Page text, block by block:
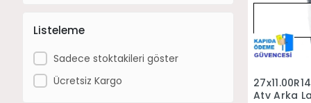
Listeleme
Sadece stoktakileri göster
Ücretsiz Kargo
Atv Arka